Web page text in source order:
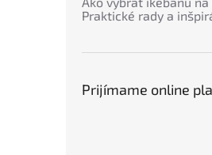
Praktické rady a
Prijímame online